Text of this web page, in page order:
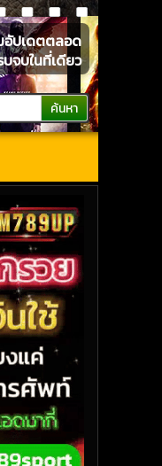
อัปเดตตลอด
จบในที่เดียว
ค้นหา